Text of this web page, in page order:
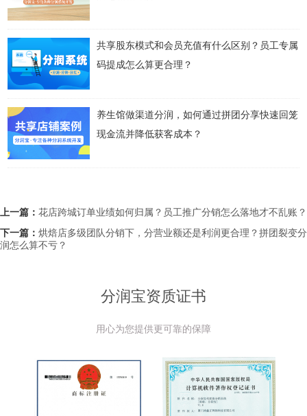
共享股东模式和会员充值有什么区别？员工专属
码提成怎么算更合理？
养生馆做渠道分润，如何通过拼团分享快速回笼
现金流并降低获客成本？
上一篇： 花店跨城订单业绩如何归属？员工推广分销怎么落地才不乱账？
下一篇： 烘焙店多级团队分销下，分营业额还是利润更合理？拼团裂变分
润怎么算不亏？
分润宝资质证书
用心为您提供更可靠的保障